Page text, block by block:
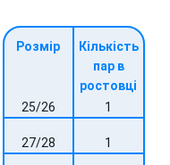
Розмір
25/26
27/28
Кількість
пар в
ростовці
1
1